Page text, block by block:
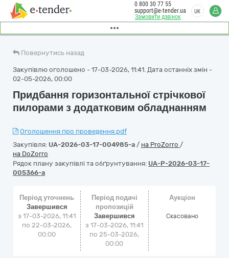
Замовити дзвінок
0 800 30 77 55
support@e-tender.ua
UK
Повернутись назад
Закупівлю оголошено - 17-03-2026, 11:41. Дата останніх змін -
02-05-2026, 00:00
Придбання горизонтальної стрічкової
пилорами з додатковим обладнанням
Оголошення про проведення.pdf
Закупівля: UA-2026-03-17-004985-a / на ProZorro /
на DoZorro
Рядок плану закупівлі та обґрунтування: UA-P-2026-03-17-
005366-a
Період уточнень
Завершився
з 17-03-2026, 11:41
по 22-03-2026,
00:00
Період подачі
пропозицій
Завершився
з 17-03-2026, 11:41
по 25-03-2026,
00:00
Аукціон
Cкасовано